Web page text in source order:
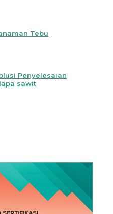
Tebu
Penyelesaian
sawit